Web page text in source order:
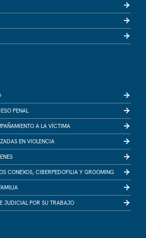
PENAL
A LA VÍCTIMA
EN VIOLENCIA
CONEXOS, CIBERPEDOFILIA Y GROOMING
JUDICIAL POR SU TRABAJO